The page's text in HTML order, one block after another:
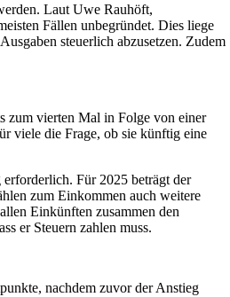
Laut Uwe Rauhöft,
Fällen unbegründet. Dies liege
steuerlich abzusetzen. Zudem
zum vierten Mal in Folge von einer
viele die Frage, ob sie künftig eine
Für 2025 beträgt der
zum Einkommen auch weitere
Einkünften zusammen den
er Steuern zahlen muss.
nachdem zuvor der Anstieg